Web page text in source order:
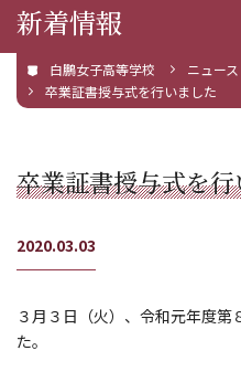
新着情報
白鵬女子高等学校 ニュース
卒業証書授与式を行いました
卒業証書授与式を
2020.03.03
３月３日（火）、令和元年度
た。